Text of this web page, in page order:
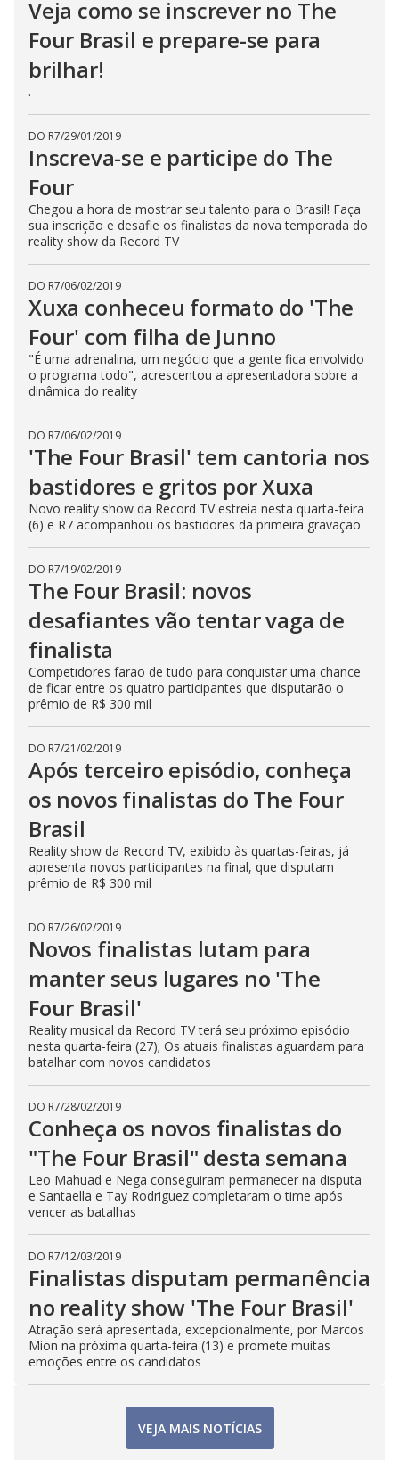
Veja como se inscrever no The
Four Brasil e prepare-se para
brilhar!
.
DO R7/29/01/2019
Inscreva-se e participe do The
Four
Chegou a hora de mostrar seu talento para o Brasil! Faça
sua inscrição e desafie os finalistas da nova temporada do
reality show da Record TV
DO R7/06/02/2019
Xuxa conheceu formato do 'The
Four' com filha de Junno
"É uma adrenalina, um negócio que a gente fica envolvido
o programa todo", acrescentou a apresentadora sobre a
dinâmica do reality
DO R7/06/02/2019
'The Four Brasil' tem cantoria nos
bastidores e gritos por Xuxa
Novo reality show da Record TV estreia nesta quarta-feira
(6) e R7 acompanhou os bastidores da primeira gravação
DO R7/19/02/2019
The Four Brasil: novos
desafiantes vão tentar vaga de
finalista
Competidores farão de tudo para conquistar uma chance
de ficar entre os quatro participantes que disputarão o
prêmio de R$ 300 mil
DO R7/21/02/2019
Após terceiro episódio, conheça
os novos finalistas do The Four
Brasil
Reality show da Record TV, exibido às quartas-feiras, já
apresenta novos participantes na final, que disputam
prêmio de R$ 300 mil
DO R7/26/02/2019
Novos finalistas lutam para
manter seus lugares no 'The
Four Brasil'
Reality musical da Record TV terá seu próximo episódio
nesta quarta-feira (27); Os atuais finalistas aguardam para
batalhar com novos candidatos
DO R7/28/02/2019
Conheça os novos finalistas do
"The Four Brasil" desta semana
Leo Mahuad e Nega conseguiram permanecer na disputa
e Santaella e Tay Rodriguez completaram o time após
vencer as batalhas
DO R7/12/03/2019
Finalistas disputam permanência
no reality show 'The Four Brasil'
Atração será apresentada, excepcionalmente, por Marcos
Mion na próxima quarta-feira (13) e promete muitas
emoções entre os candidatos
VEJA MAIS NOTÍCIAS